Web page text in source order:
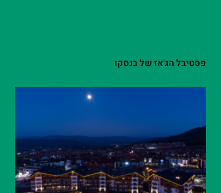
פסטיבל הג'אז של בנסקו